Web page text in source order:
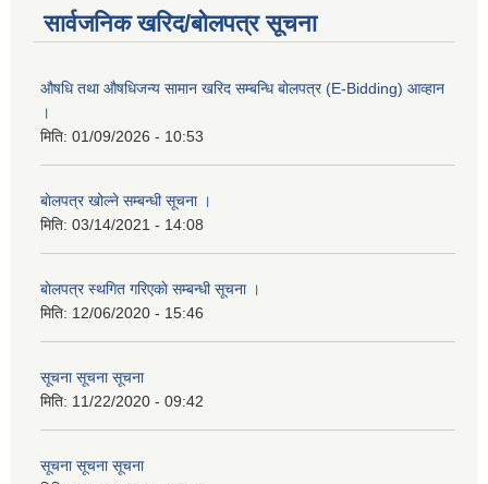
सार्वजनिक खरिद/बोलपत्र सूचना
औषधि तथा औषधिजन्य सामान खरिद सम्बन्धि बोलपत्र (E-Bidding) आव्हान
।
मिति: 01/09/2026 - 10:53
बाेलपत्र खोल्ने सम्बन्धी सूचना ।
मिति: 03/14/2021 - 14:08
बाेलपत्र स्थगित गरिएकाे सम्बन्धी सूचना ।
मिति: 12/06/2020 - 15:46
सूचना सूचना सूचना
मिति: 11/22/2020 - 09:42
सूचना सूचना सूचना